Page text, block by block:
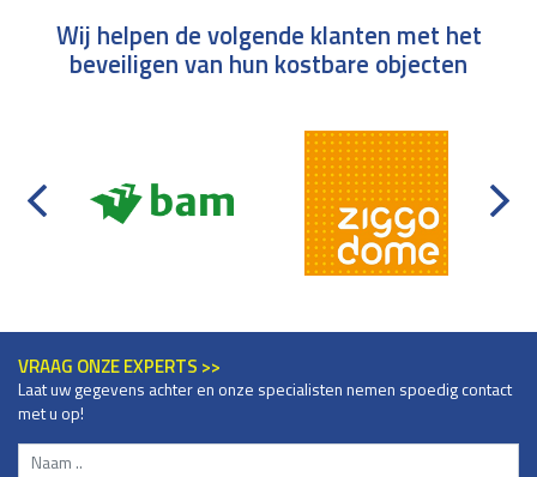
Wij helpen de volgende klanten met het
beveiligen van hun kostbare objecten
VRAAG ONZE EXPERTS >>
Laat uw gegevens achter en onze specialisten nemen spoedig contact
met u op!